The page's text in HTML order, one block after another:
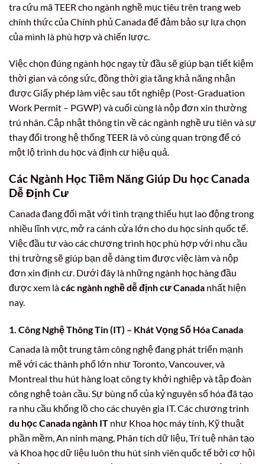
tra cứu mã TEER cho ngành nghề mục tiêu trên trang web
chính thức của Chính phủ Canada để đảm bảo sự lựa chọn
của mình là phù hợp và chiến lược.
Việc chọn đúng ngành học ngay từ đầu sẽ giúp bạn tiết kiệm
thời gian và công sức, đồng thời gia tăng khả năng nhận
được Giấy phép làm việc sau tốt nghiệp (Post-Graduation
Work Permit – PGWP) và cuối cùng là nộp đơn xin thường
trú nhân. Cập nhật thông tin về các ngành nghề ưu tiên và sự
thay đổi trong hệ thống TEER là vô cùng quan trọng để có
một lộ trình du học và định cư hiệu quả.
Các Ngành Học Tiềm Năng Giúp Du học Canada
Dễ Định Cư
Canada đang đối mặt với tình trạng thiếu hụt lao động trong
nhiều lĩnh vực, mở ra cánh cửa lớn cho du học sinh quốc tế.
Việc đầu tư vào các chương trình học phù hợp với nhu cầu
thị trường sẽ giúp bạn dễ dàng tìm được việc làm và nộp
đơn xin định cư. Dưới đây là những ngành học hàng đầu
được xem làcác ngành nghề dễ định cư Canada nhất hiện
nay.
1. Công Nghệ Thông Tin (IT) – Khát Vọng Số Hóa Canada
Canada là một trung tâm công nghệ đang phát triển mạnh
mẽ với các thành phố lớn như Toronto, Vancouver, và
Montreal thu hút hàng loạt công ty khởi nghiệp và tập đoàn
công nghệ toàn cầu. Sự bùng nổ của kỷ nguyên số hóa đã tạo
ra nhu cầu khổng lồ cho các chuyên gia IT. Các chương trình
du học Canada ngành IT như Khoa học máy tính, Kỹ thuật
phần mềm, An ninh mạng, Phân tích dữ liệu, Trí tuệ nhân tạo
và Khoa học dữ liệu luôn thu hút sinh viên quốc tế bởi cơ hội